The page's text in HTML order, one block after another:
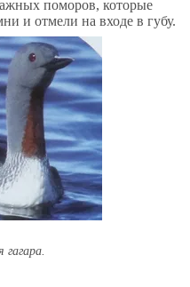
поморов, которые
и отмели на входе в губу.
гагара.